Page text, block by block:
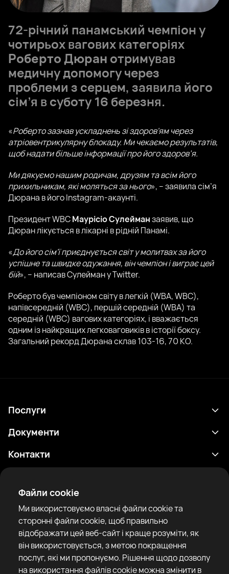
Файли cookie
Ми використовуємо власні файли cookie та
сторонні файли cookie, щоб правильно
відображати цей веб-сайт і краще розуміти, як
він використовується, з метою покращення
послуг, які ми пропонуємо. Рішення щодо дозволу
на використання файлів cookie можна змінити в
72-річний панамський чемпіон у
чотирьох вагових категоріях
Роберто Дюран отримував
медичну допомогу через
проблеми з серцем, заявила його
сім’я в суботу 16 березня.
«Роберто зазнав ускладнень зі здоров'ям через
атріовентрикулярну блокаду. Ми чекаємо результатів,
щоб надати більше інформації про його здоров’я.
Ми дякуємо нашим родичам, друзям та всім його
прихильникам, які моляться за нього», – заявила сім’я
Дюрана в його Instagram-акаунті.
Президент WBCМаурісіо Сулейманзаявив, що
Дюран лікується в лікарні в рідній Панамі.
«До його сім'ї приєднується світ у молитвах за його
успішне та швидке одужання, він чемпіон і виграє цей
бій», – написав Сулейман у Twitter.
Роберто був чемпіоном світу в легкій (WBA, WBC),
напівсередній (WBC), першій середній (WBA) та
середній (WBC) вагових категоріях, і вважається
одним із найкращих легковаговиків в історії боксу.
Загальний рекорд Дюрана склав 103-16, 70 КО.
RTF United service limited
6 Burrows court, Liverpool, United Kingdom
Послуги
Розклад
Рейтинги
Новини
Статті
Sparring Finder
Документи
Політика конфіденційності
Умови використання
Повідомлення про ризики
Правила спільноти
Контакти